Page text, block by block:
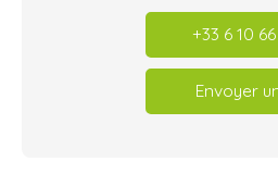
+33 6 10
Envoyer